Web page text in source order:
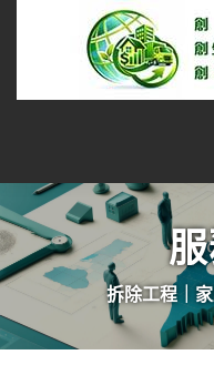
首頁 關於我們
廢棄物清除服務
拆除工程｜